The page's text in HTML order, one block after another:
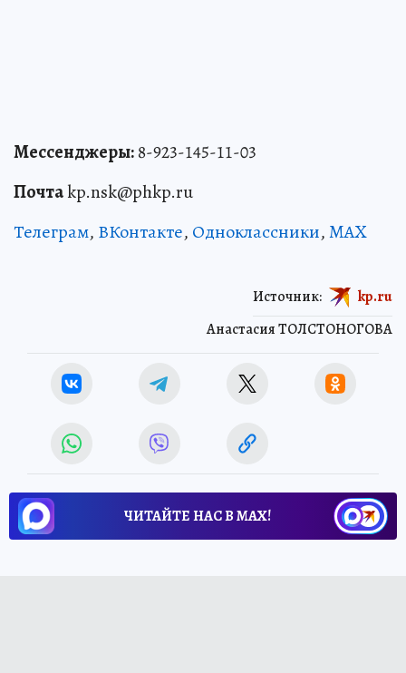
Мессенджеры:8-923-145-11-03
Почтаkp.nsk@phkp.ru
Телеграм, ВКонтакте, Одноклассники,MAX
Анастасия ТОЛСТОНОГОВА
Источник: kp.ru
ЧИТАЙТЕ НАС В МАХ!